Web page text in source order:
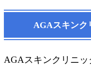
AGAスキンク
AGAスキンクリニ